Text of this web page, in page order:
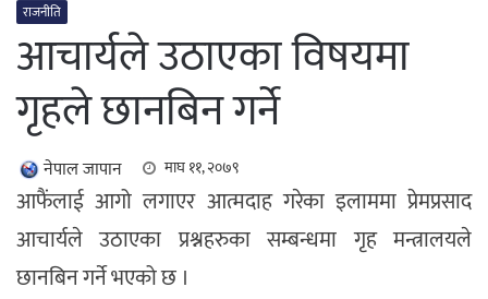
राजनीति
आचार्यले उठाएका विषयमा
गृहले छानबिन गर्ने
नेपाल जापान माघ ११, २०७९
आफैंलाई आगो लगाएर आत्मदाह गरेका इलाममा प्रेमप्रसाद
आचार्यले उठाएका प्रश्नहरुका सम्बन्धमा गृह मन्त्रालयले
छानबिन गर्ने भएको छ ।